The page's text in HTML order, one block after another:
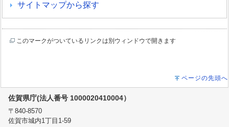
サイトマップから探す
このマークがついているリンクは別ウィンドウで開きます
ページの先頭へ
佐賀県庁(法人番号 1000020410004）
〒840-8570
佐賀市城内1丁目1-59